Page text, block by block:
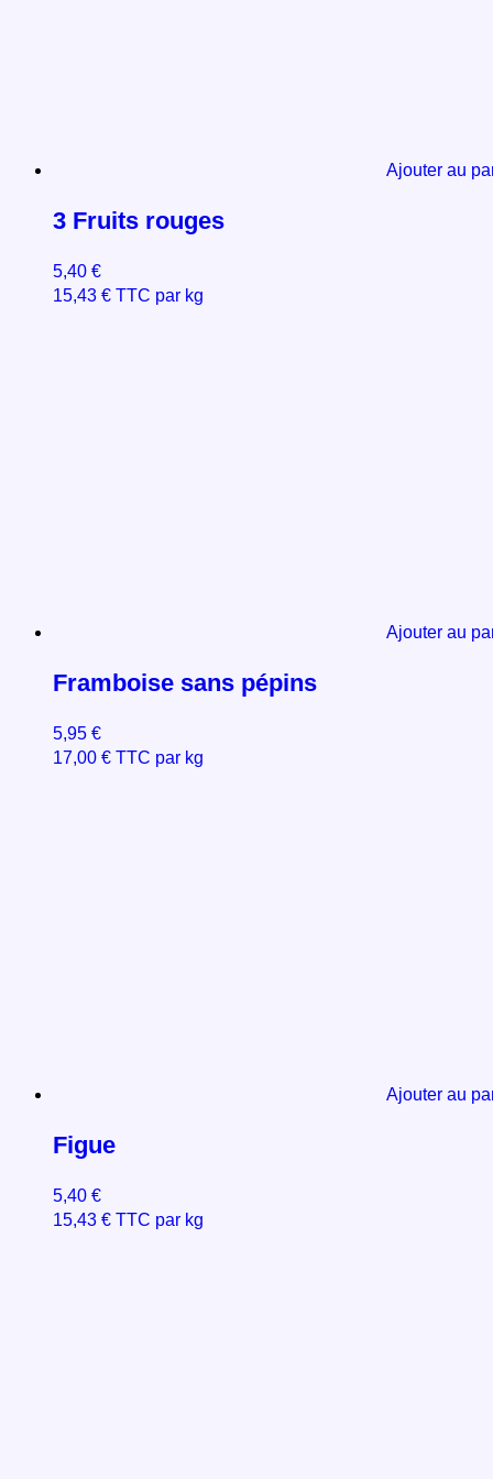
Ajouter au
3 Fruits rouges
5,40 €
15,43 € TTC par kg
Ajouter au
Framboise sans pépins
5,95 €
17,00 € TTC par kg
Ajouter au
Figue
5,40 €
15,43 € TTC par kg